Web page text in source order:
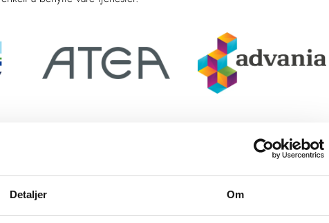
Detaljer Om